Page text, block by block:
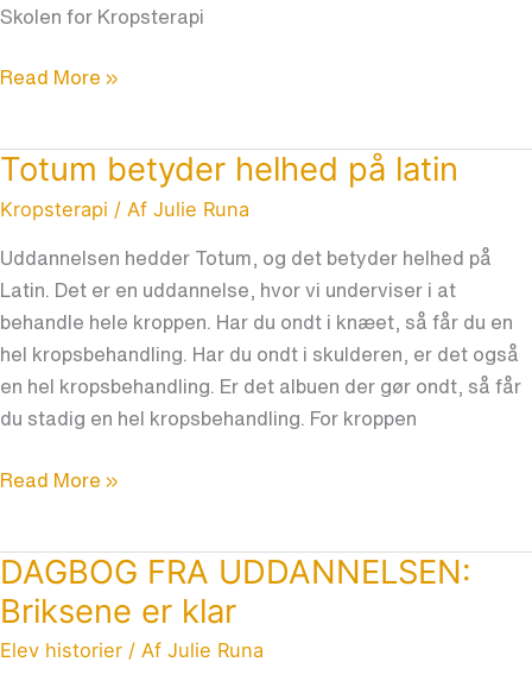
Skolen for Kropsterapi
Read More »
Totum betyder helhed på latin
Kropsterapi / Af Julie Runa
Uddannelsen hedder Totum, og det betyder helhed på
Latin. Det er en uddannelse, hvor vi underviser i at
behandle hele kroppen. Har du ondt i knæet, så får du en
hel kropsbehandling. Har du ondt i skulderen, er det også
en hel kropsbehandling. Er det albuen der gør ondt, så får
du stadig en hel kropsbehandling. For kroppen
Totum
på
latin
Read More »
DAGBOG FRA UDDANNELSEN:
Briksene er klar
Elev historier / Af Julie Runa
DAGBOG
FRA
Briksene